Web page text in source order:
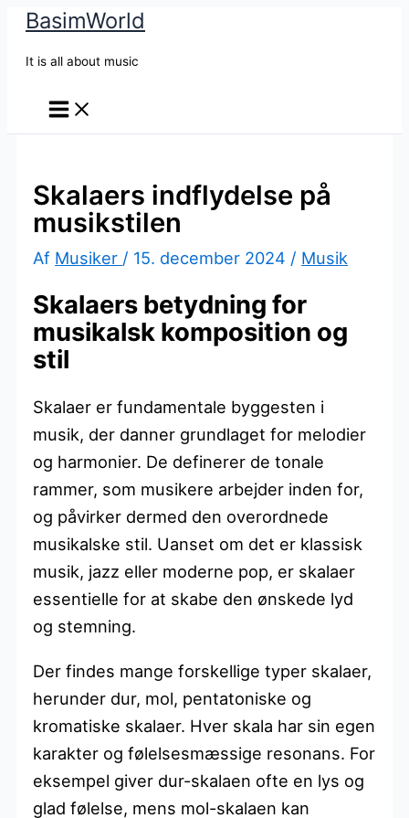
BasimWorld
It is all about music
Skalaers indflydelse på
musikstilen
Af Musiker / 15. december 2024 / Musik
Skalaers betydning for
musikalsk komposition og
stil
Skalaer er fundamentale byggesten i
musik, der danner grundlaget for melodier
og harmonier. De definerer de tonale
rammer, som musikere arbejder inden for,
og påvirker dermed den overordnede
musikalske stil. Uanset om det er klassisk
musik, jazz eller moderne pop, er skalaer
essentielle for at skabe den ønskede lyd
og stemning.
Der findes mange forskellige typer skalaer,
herunder dur, mol, pentatoniske og
kromatiske skalaer. Hver skala har sin egen
karakter og følelsesmæssige resonans. For
eksempel giver dur-skalaen ofte en lys og
glad følelse, mens mol-skalaen kan